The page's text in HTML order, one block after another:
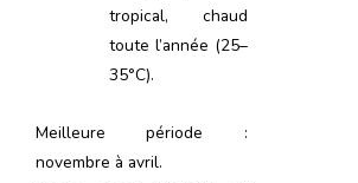
tropical, chaud
toute l’année (25–
35°C).
Meilleure période :
novembre à avril.